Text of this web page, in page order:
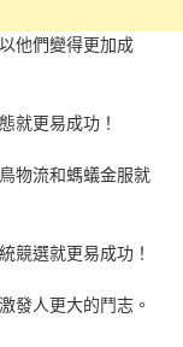
他們變得更加成
就更易成功！
物流和螞蟻金服就
競選就更易成功！
發人更大的鬥志。